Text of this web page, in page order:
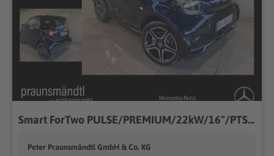
Smart ForTwo PULSE/PREMIUM/22kW/16"/PTS+KAM/SHZ/PAN
Peter Praunsmändtl GmbH & Co. KG